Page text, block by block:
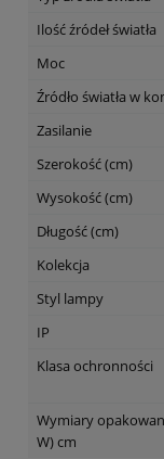
Ilość źródeł światła
Moc
Źródło światła w
Zasilanie
Szerokość (cm)
Wysokość (cm)
Długość (cm)
Kolekcja
Styl lampy
IP
Klasa ochronności
Wymiary
W) cm